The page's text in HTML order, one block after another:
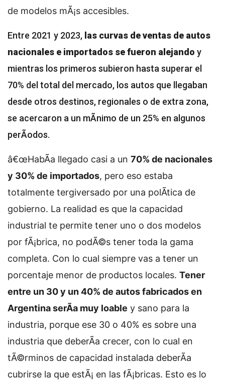
de modelos mÃ¡s accesibles.
Entre 2021 y 2023, las curvas de ventas de autos
nacionales e importados se fueron alejando y
mientras los primeros subieron hasta superar el
70% del total del mercado, los autos que llegaban
desde otros destinos, regionales o de extra zona,
se acercaron a un mÃ­nimo de un 25% en algunos
perÃ­odos.
â€œHabÃ­a llegado casi a un 70% de nacionales
y 30% de importados, pero eso estaba
totalmente tergiversado por una polÃ­tica de
gobierno. La realidad es que la capacidad
industrial te permite tener uno o dos modelos
por fÃ¡brica, no podÃ©s tener toda la gama
completa. Con lo cual siempre vas a tener un
porcentaje menor de productos locales. Tener
entre un 30 y un 40% de autos fabricados en
Argentina serÃ­a muy loable y sano para la
industria, porque ese 30 o 40% es sobre una
industria que deberÃ­a crecer, con lo cual en
tÃ©rminos de capacidad instalada deberÃ­a
cubrirse la que estÃ¡ en las fÃ¡bricas. Esto es lo